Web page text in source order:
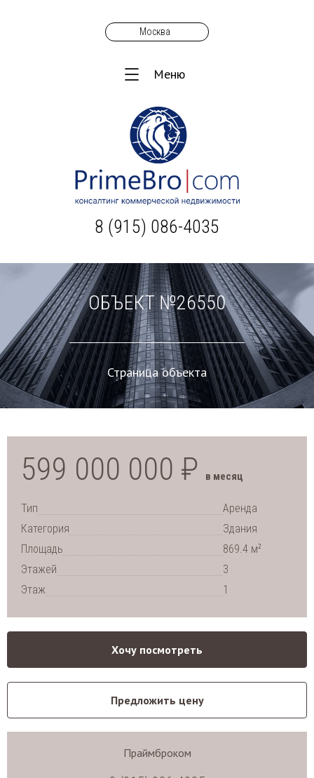
Москва
Меню
8 (915) 086-4035
ОБЪЕКТ №26550
Страница объекта
599 000 000 ₽ в месяц
Тип
Аренда
Категория
Здания
Площадь
869.4 м2
Этажей
3
Этаж
1
Хочу посмотреть
Предложить цену
Праймброком